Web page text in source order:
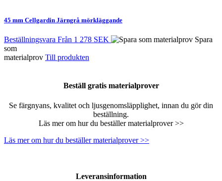
45 mm Cellgardin Järngrå mörkläggande
Beställningsvara Från 1 278 SEK
Spara
som
materialprov Till produkten
Beställ gratis materialprover
Se färgnyans, kvalitet och ljusgenomsläpplighet, innan du gör din
beställning.
Läs mer om hur du beställer materialprover >>
Läs mer om hur du beställer materialprover >>
Leveransinformation